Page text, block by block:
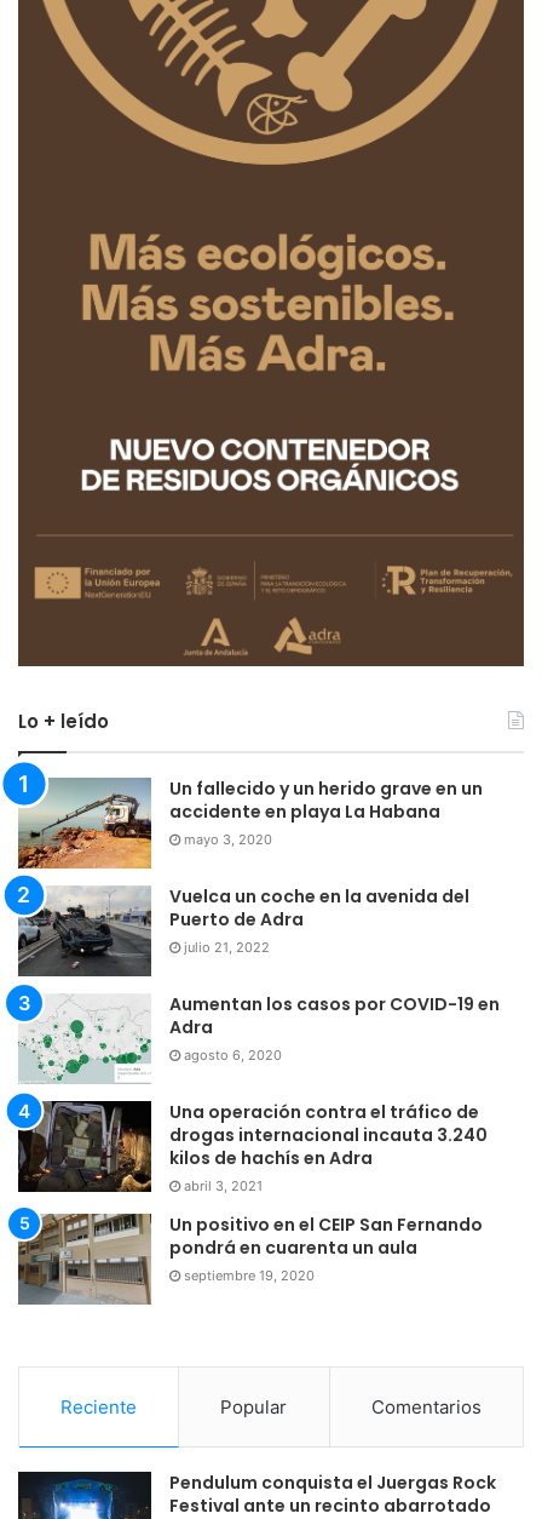
Lo + leído
Un fallecido y un herido grave en un
accidente en playa La Habana
mayo 3, 2020
Vuelca un coche en la avenida del
Puerto de Adra
julio 21, 2022
Aumentan los casos por COVID-19 en
Adra
agosto 6, 2020
Una operación contra el tráfico de
drogas internacional incauta 3.240
kilos de hachís en Adra
abril 3, 2021
Un positivo en el CEIP San Fernando
pondrá en cuarenta un aula
septiembre 19, 2020
Reciente Popular Comentarios
Pendulum conquista el Juergas Rock
Festival ante un recinto abarrotado